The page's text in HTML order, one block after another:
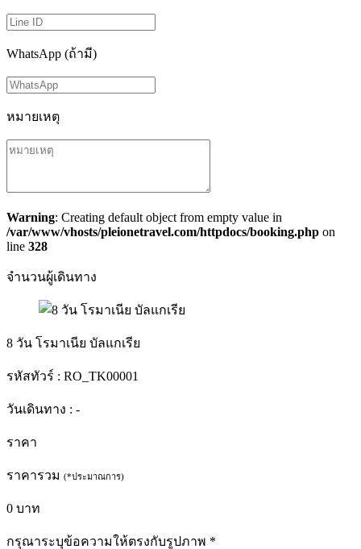
WhatsApp (ถ้ามี)
หมายเหตุ
Warning: Creating default object from empty value in
/var/www/vhosts/pleionetravel.com/httpdocs/booking.php on
line 328
จำนวนผู้เดินทาง
8 วัน โรมาเนีย บัลแกเรีย
รหัสทัวร์ : RO_TK00001
วันเดินทาง : -
ราคา
ราคารวม (*ประมาณการ)
0 บาท
กรุณาระบุข้อความให้ตรงกับรูปภาพ *